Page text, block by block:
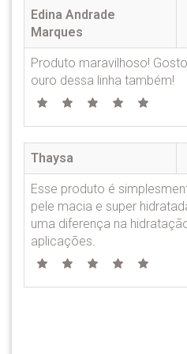
Edina Andrade
Marques
Produto maravilhoso!
ouro dessa linha também!
Thaysa
Esse produto é
pele macia e super
uma diferença na
aplicações.